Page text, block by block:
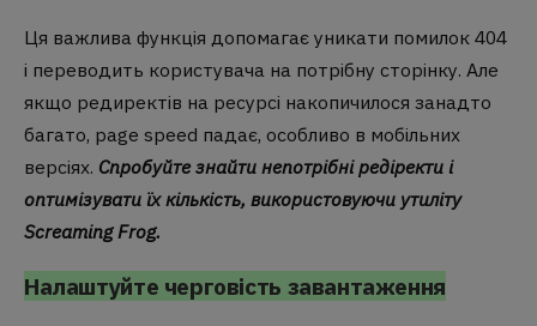
Ця важлива функція допомагає уникати помилок 404
і переводить користувача на потрібну сторінку. Але
якщо редиректів на ресурсі накопичилося занадто
багато, page speed падає, особливо в мобільних
версіях. Спробуйте знайти непотрібні редіректи і
оптимізувати їх кількість, використовуючи утиліту
Screaming Frog.
Налаштуйте черговість завантаження